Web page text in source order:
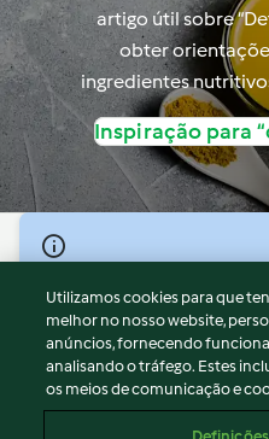
artigo útil sobre
obter
ingredientes
Inspiração para
© Copyright 2026
Termos de Utilização
Aviso sobre Proteção de Dados
Aviso
Apoio legal
Utilizamos cookies para que
melhor no nosso website,
anúncios, fornecendo
analisando o tráfego. Estes
os meios de comunicação e